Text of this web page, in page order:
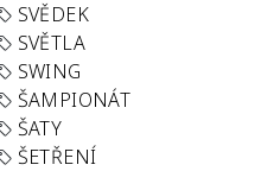
SVĚDEK
SVĚTLA
SWING
ŠAMPIONÁT
ŠATY
ŠETŘENÍ